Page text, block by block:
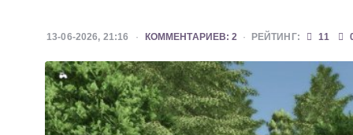
13-06-2026, 21:16 КОММЕНТАРИЕВ: 2 РЕЙТИНГ: 11